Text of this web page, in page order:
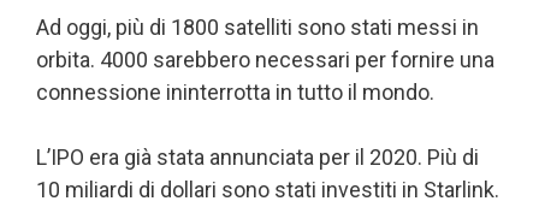
Ad oggi, più di 1800 satelliti sono stati messi in
orbita. 4000 sarebbero necessari per fornire una
connessione ininterrotta in tutto il mondo.
L’IPO era già stata annunciata per il 2020. Più di
10 miliardi di dollari sono stati investiti in Starlink.